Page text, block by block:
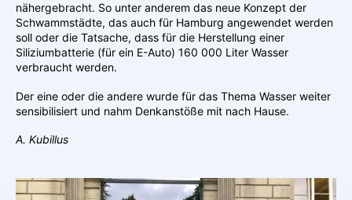
nähergebracht. So unter anderem das neue Konzept der
Schwammstädte, das auch für Hamburg angewendet werden
soll oder die Tatsache, dass für die Herstellung einer
Siliziumbatterie (für ein E-Auto) 160 000 Liter Wasser
verbraucht werden.
Der eine oder die andere wurde für das Thema Wasser weiter
sensibilisiert und nahm Denkanstöße mit nach Hause.
A. Kubillus